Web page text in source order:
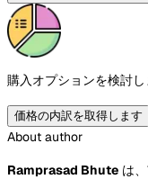
購入オプションを検討
価格の内訳を取得します
About author
Ramprasad Bhute は